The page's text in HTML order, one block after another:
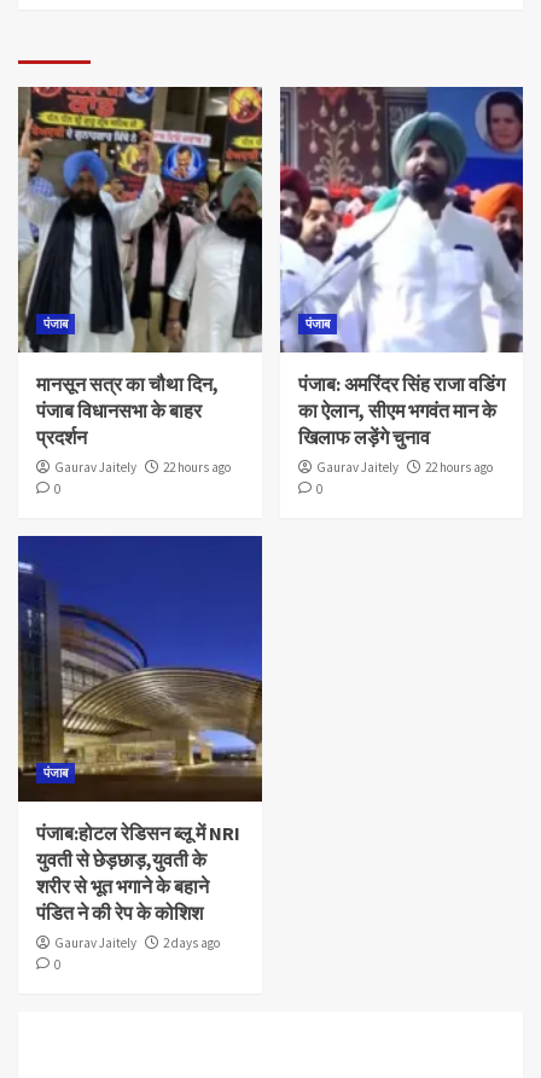
पंजाब
मानसून सत्र का चौथा दिन,
पंजाब विधानसभा के बाहर
प्रदर्शन
Gaurav Jaitely
22 hours ago
0
पंजाब
पंजाब: अमरिंदर सिंह राजा वडिंग
का ऐलान, सीएम भगवंत मान के
खिलाफ लड़ेंगे चुनाव
Gaurav Jaitely
22 hours ago
0
पंजाब
पंजाब:होटल रेडिसन ब्लू में NRI
युवती से छेड़छाड़,युवती के
शरीर से भूत भगाने के बहाने
पंडित ने की रेप के कोशिश
Gaurav Jaitely
2 days ago
0